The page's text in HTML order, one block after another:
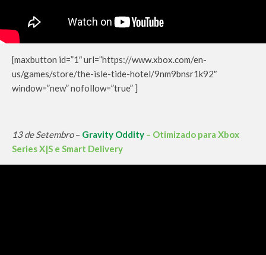
[maxbutton id=”1″ url=”https://www.xbox.com/en-
us/games/store/the-isle-tide-hotel/9nm9bnsr1k92″
window=”new” nofollow=”true” ]
13 de Setembro– Gravity Oddity – Otimizado para Xbox
Series X|S e Smart Delivery